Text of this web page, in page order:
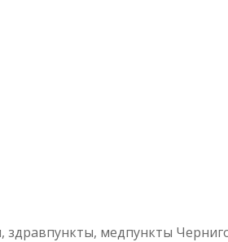
здравпункты, медпункты